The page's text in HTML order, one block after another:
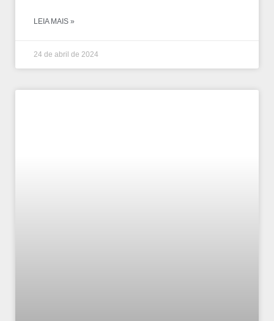
LEIA MAIS »
24 de abril de 2024